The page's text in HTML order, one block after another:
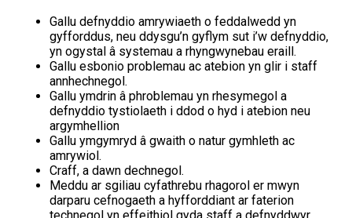
Gallu defnyddio amrywiaeth o feddalwedd yn
gyfforddus, neu ddysgu’n gyflym sut i’w defnyddio,
yn ogystal â systemau a rhyngwynebau eraill.
Gallu esbonio problemau ac atebion yn glir i staff
annhechnegol.
Gallu ymdrin â phroblemau yn rhesymegol a
defnyddio tystiolaeth i ddod o hyd i atebion neu
argymhellion
Gallu ymgymryd â gwaith o natur gymhleth ac
amrywiol.
Craff, a dawn dechnegol.
Meddu ar sgiliau cyfathrebu rhagorol er mwyn
darparu cefnogaeth a hyfforddiant ar faterion
technegol yn effeithiol gyda staff a defnyddwyr